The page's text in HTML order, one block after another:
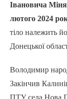
Івановича
лютого 2024
тіло належить
Донецької
Володимир
Закінчив